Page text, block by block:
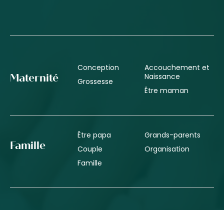
Maternité
Conception
Grossesse
Accouchement et
Naissance
Être maman
Famille
Être papa
Couple
Famille
Grands-parents
Organisation